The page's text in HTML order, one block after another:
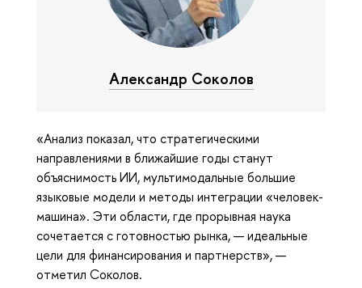
Александр Соколов
«Анализ показал, что стратегическими
направлениями в ближайшие годы станут
объяснимость ИИ, мультимодальные большие
языковые модели и методы интеграции «человек-
машина». Эти области, где прорывная наука
сочетается с готовностью рынка, — идеальные
цели для финансирования и партнерств», —
отметил Соколов.